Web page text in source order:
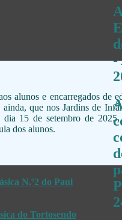
alunos e encarregados de
que nos Jardins de
15 de setembro de
dos alunos.
N.º2 do Paul
do Tortosendo
-